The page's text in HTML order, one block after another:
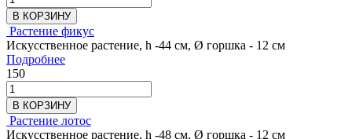
В КОРЗИНУ
Растение фикус
Искусственное растение, h -44 см, Ø горшка - 12 см
Подробнее
150
В КОРЗИНУ
Растение лотос
Искусственное растение, h -48 см, Ø горшка - 12 см